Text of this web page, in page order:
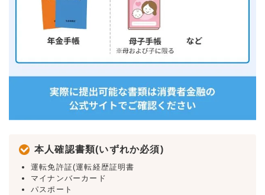
本人確認書類(いずれか必須)
運転免許証(運転経歴証明書
マイナンバーカード
パスポート